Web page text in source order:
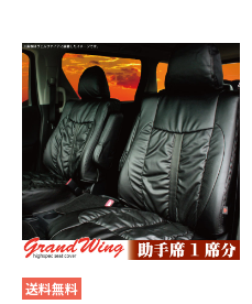
送料無料